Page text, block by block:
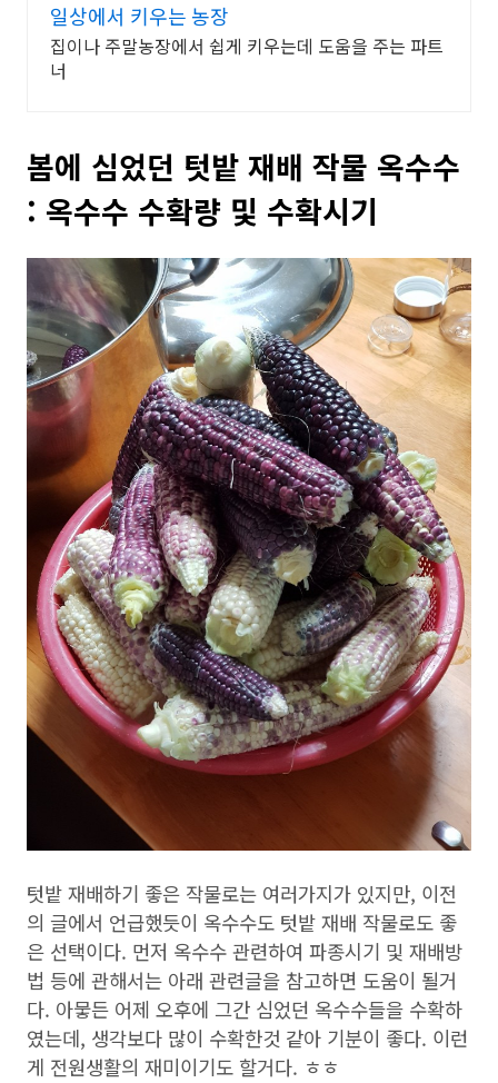
일상에서 키우는 농장
집이나 주말농장에서 쉽게 키우는데 도움을 주는 파트
너
봄에 심었던 텃밭 재배 작물 옥수수
: 옥수수 수확량 및 수확시기
텃밭 재배하기 좋은 작물로는 여러가지가 있지만, 이전
의 글에서 언급했듯이 옥수수도 텃밭 재배 작물로도 좋
은 선택이다. 먼저 옥수수 관련하여 파종시기 및 재배방
법 등에 관해서는 아래 관련글을 참고하면 도움이 될거
다. 아뭏든 어제 오후에 그간 심었던 옥수수들을 수확하
였는데, 생각보다 많이 수확한것 같아 기분이 좋다. 이런
게 전원생활의 재미이기도 할거다. ㅎㅎ